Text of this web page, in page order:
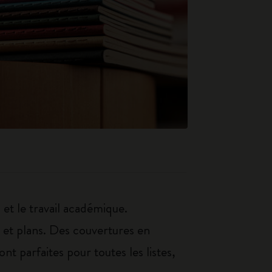
le travail académique.
plans. Des couvertures en
parfaites pour toutes les listes,